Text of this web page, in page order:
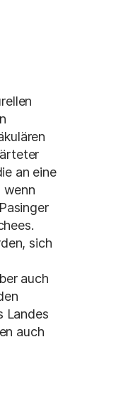
an eine
wenn
sich
auch
Landes
auch